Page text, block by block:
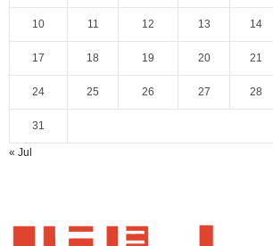
10 11 12 13 14
17 18 19 20 21
24 25 26 27 28
31
« Jul